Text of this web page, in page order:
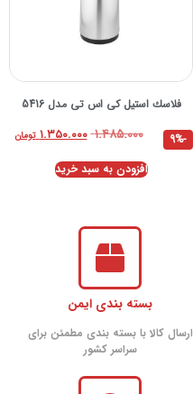
فلاسك استيل کی اس تی مدل 5416
۱.۴۸۵.۰۰۰ ۱.۳۵۰.۰۰۰ تومان
-9%
افزودن به سبد خرید
بسته بندی ایمن
ارسال کالا با بسته بندی مطمئن برای
سراسر کشور